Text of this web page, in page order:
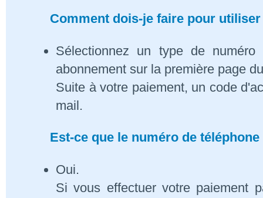
Comment dois-je faire pour
Sélectionnez un type de
abonnement sur la première page
Suite à votre paiement, un code
mail.
Est-ce que le numéro de
Oui.
Si vous effectuer votre paiement